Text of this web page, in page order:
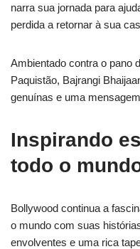
narra sua jornada para
perdida a retornar à sua
Ambientado contra o pano
Paquistão, Bajrangi
genuínas e uma
Inspirando
todo o
Bollywood continua a
o mundo com suas
envolventes e uma rica